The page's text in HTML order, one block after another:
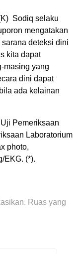
Sodiq selaku
mengatakan
deteksi dini
kita dapat
masing yang
dini dapat
ada kelainan
Pemeriksaan
Laboratorium
photo,
EKG. (*).
Ruas yang